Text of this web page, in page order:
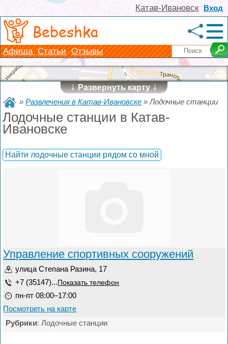
Вход
Катав-Ивановск
Bebeshka
Афиша Статьи Отзывы
↓Развернуть карту↓
»Развлечения в Катав-Ивановске »Лодочные станции
Лодочные станции в Катав-
Ивановске
Найти лодочные станции рядом со мной
Управление спортивных сооружений
улица Степана Разина, 17
+7 (35147)... Показать телефон
пн-пт 08:00–17:00
Посмотреть на карте
Рубрики: Лодочные станции